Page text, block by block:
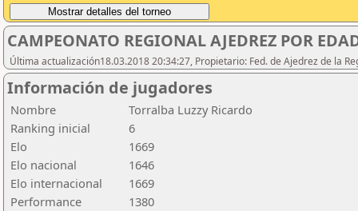
CAMPEONATO REGIONAL AJEDREZ POR
Última actualización18.03.2018 20:34:27, Propietario: Fed. de Ajedrez de la
Información de jugadores
Nombre
Torralba Luzzy Ricardo
Ranking inicial
6
Elo
1669
Elo nacional
1646
Elo internacional
1669
Performance
1380